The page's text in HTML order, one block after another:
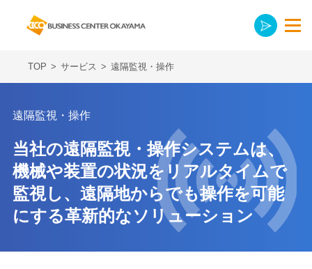
TOP > サービス > 遠隔監視・操作
遠隔監視・操作
当社の遠隔監視・操作システムは、
機械や装置の状況をリアルタイムで
監視し、 遠隔地からでも操作を可能
にする革新的なソリューション